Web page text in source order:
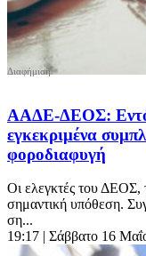
ΑΑΔΕ-ΔΕΟΣ:
εγκεκριμένα
φοροδιαφυγή
Οι ελεγκτές του
σημαντική υπόθεση.
ση...
19:17 | Σάββατο 16